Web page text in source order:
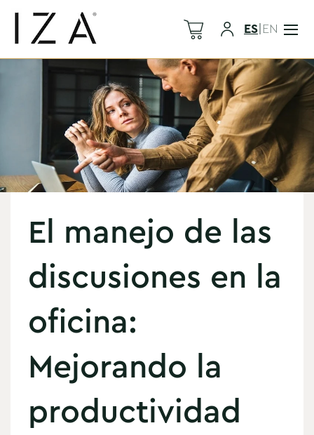
ES|EN
El manejo de las
discusiones en la
oficina:
Mejorando la
productividad